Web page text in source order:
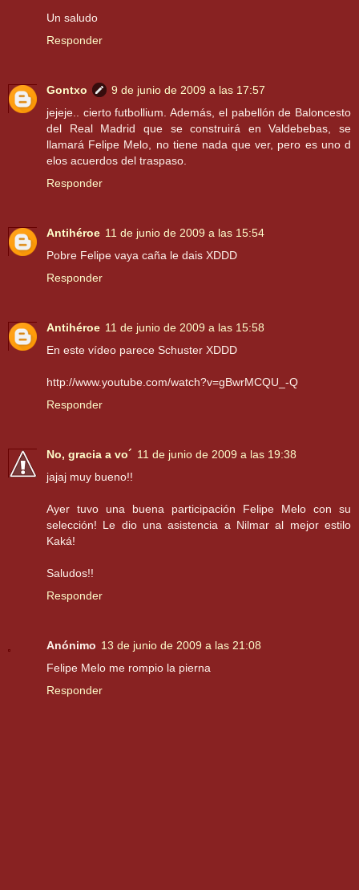
Un saludo
Responder
Gontxo
9 de junio de 2009 a las 17:57
jejeje.. cierto futbollium. Además, el pabellón de Baloncesto
del Real Madrid que se construirá en Valdebebas, se
llamará Felipe Melo, no tiene nada que ver, pero es uno d
elos acuerdos del traspaso.
Responder
Antihéroe 11 de junio de 2009 a las 15:54
Pobre Felipe vaya caña le dais XDDD
Responder
Antihéroe 11 de junio de 2009 a las 15:58
En este vídeo parece Schuster XDDD
http://www.youtube.com/watch?v=gBwrMCQU_-Q
Responder
No, gracia a vo´ 11 de junio de 2009 a las 19:38
jajaj muy bueno!!
Ayer tuvo una buena participación Felipe Melo con su
selección! Le dio una asistencia a Nilmar al mejor estilo
Kaká!
Saludos!!
Responder
Anónimo 13 de junio de 2009 a las 21:08
Felipe Melo me rompio la pierna
Responder